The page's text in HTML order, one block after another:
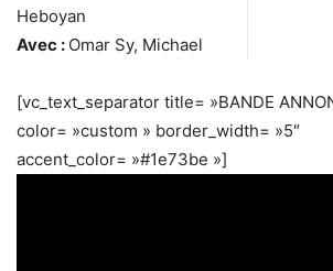
Heboyan
Avec : Omar Sy, Michael
[vc_text_separator title= »BANDE
color= »custom » border_width= »5″
accent_color= »#1e73be »]